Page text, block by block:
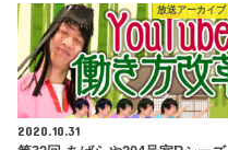
放送アーカイブ
2020.10.31